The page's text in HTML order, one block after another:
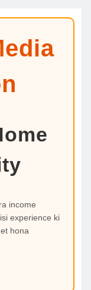
income
experience ki
hona